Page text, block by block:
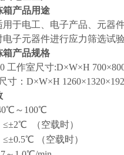
箱产品用途
用于电工、电子产品、元器
子元器件进行应力筛选试验
箱产品规格
工作室尺寸:D×W×H
D×W×H
～100℃
≤±2℃ （空载时）
（空载时）